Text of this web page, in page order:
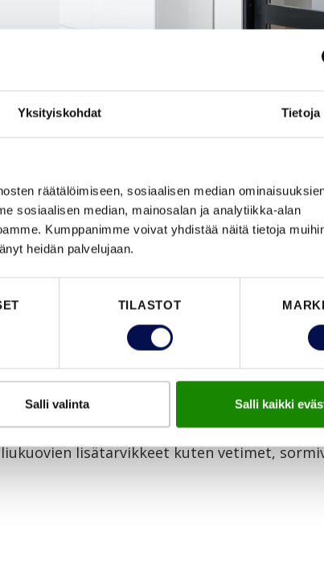
Yksityiskohdat Tietoja
räätälöimiseen, sosiaalisen median
sosiaalisen median, mainosalan ja analytiikka-alan
Kumppanimme voivat yhdistää näitä tietoja
heidän palvelujaan.
TILASTOT
Salli valinta Salli kaikki
sekä painikkeet ja wc-
lisätarvikkeet kuten vetimet,